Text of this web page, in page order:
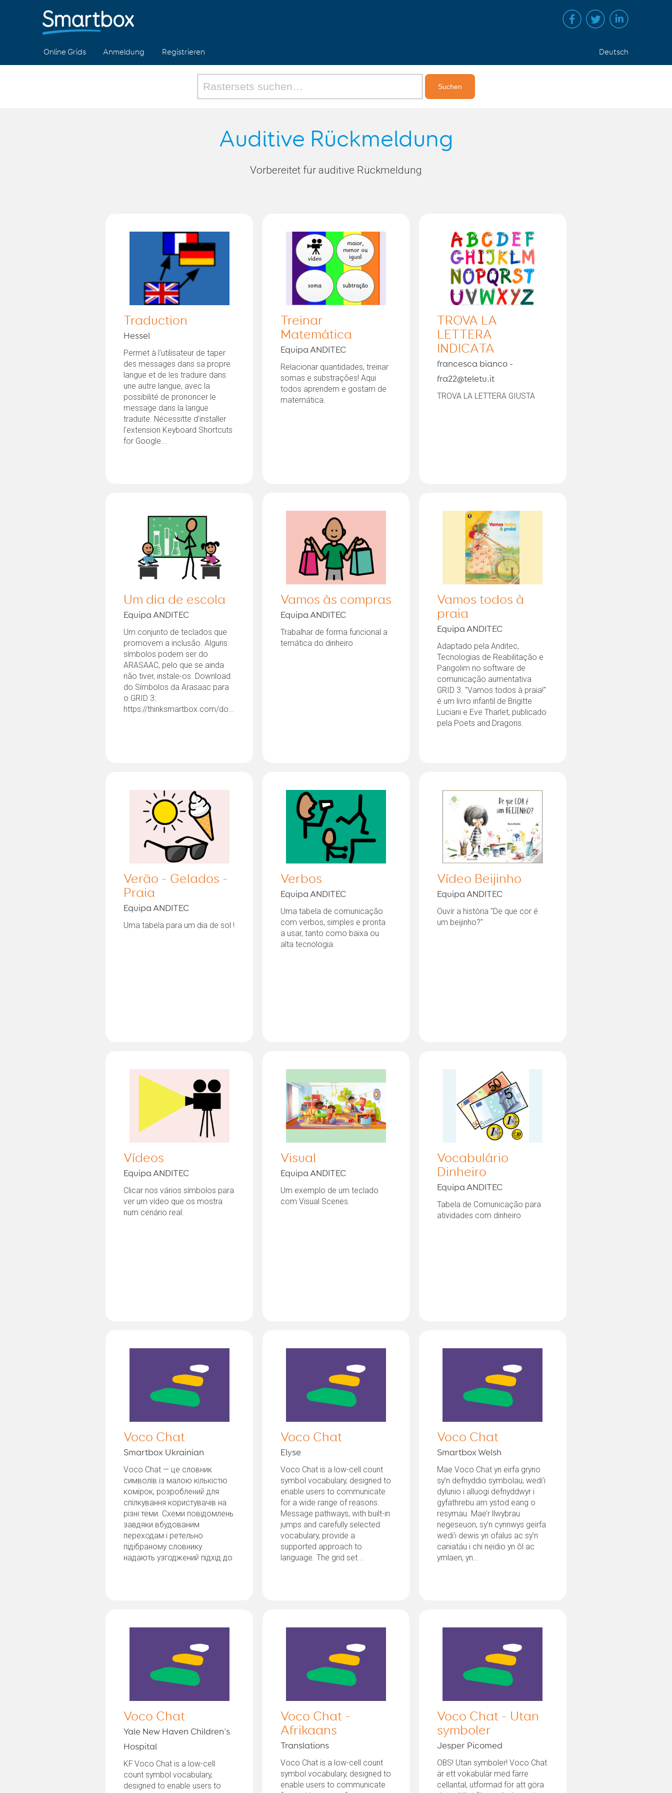
Online Grids Anmeldung Registrieren Deutsch
Auditive Rückmeldung
Vorbereitet für auditive Rückmeldung
Traduction
Hessel
Permet à l'utilisateur de taper
des messages dans sa propre
langue et de les traduire dans
une autre langue, avec la
possibilité de prononcer le
message dans la langue
traduite. Nécessitte d'installer
l'extension Keyboard Shortcuts
for Google...
Treinar
Matemática
Equipa ANDITEC
Relacionar quantidades, treinar
somas e substrações! Aqui
todos aprendem e gostam de
matemática.
TROVA LA
LETTERA
INDICATA
francesca bianco -
fra22@teletu.it
TROVA LA LETTERA GIUSTA
Um dia de escola
Equipa ANDITEC
Um conjunto de teclados que
promovem a inclusão. Alguns
símbolos podem ser do
ARASAAC, pelo que se ainda
não tiver, instale-os. Download
do Símbolos da Arasaac para
o GRID 3:
https://thinksmartbox.com/downloads/iso/grid_3/
Vamos às compras
Equipa ANDITEC
Trabalhar de forma funcional a
temática do dinheiro
Vamos todos à
praia
Equipa ANDITEC
Adaptado pela Anditec,
Tecnologias de Reabilitação e
Pangolim no software de
comunicação aumentativa
GRID 3. "Vamos todos à praia!"
é um livro infantil de Brigitte
Luciani e Eve Tharlet, publicado
pela Poets and Dragons.
Verão - Gelados -
Praia
Equipa ANDITEC
Uma tabela para um dia de sol !
Verbos
Equipa ANDITEC
Uma tabela de comunicação
com verbos, simples e pronta
a usar, tanto como baixa ou
alta tecnologia.
Vídeo Beijinho
Equipa ANDITEC
Ouvir a história "De que cor é
um beijinho?"
Vídeos
Equipa ANDITEC
Clicar nos vários símbolos para
ver um vídeo que os mostra
num cenário real.
Visual
Equipa ANDITEC
Um exemplo de um teclado
com Visual Scenes.
Vocabulário
Dinheiro
Equipa ANDITEC
Tabela de Comunicação para
atividades com dinheiro
Voco Chat
Smartbox Ukrainian
Voco Chat — це словник
символів із малою кількістю
комірок, розроблений для
спілкування користувачів на
різні теми. Схеми повідомлень
завдяки вбудованим
переходам і ретельно
підібраному словнику
надають узгоджений підхід до
Voco Chat
Elyse
Voco Chat is a low-cell count
symbol vocabulary, designed to
enable users to communicate
for a wide range of reasons.
Message pathways, with built-in
jumps and carefully selected
vocabulary, provide a
supported approach to
language. The grid set...
Voco Chat
Smartbox Welsh
Mae Voco Chat yn eirfa gryno
sy’n defnyddio symbolau, wedi’i
dylunio i alluogi defnyddwyr i
gyfathrebu am ystod eang o
resymau. Mae’r llwybrau
negeseuon, sy’n cynnwys geirfa
wedi’i dewis yn ofalus ac sy’n
caniatáu i chi neidio yn ôl ac
ymlaen, yn...
Voco Chat
Yale New Haven Children's
Hospital
KF Voco Chat is a low-cell
count symbol vocabulary,
designed to enable users to
Voco Chat -
Afrikaans
Translations
Voco Chat is a low-cell count
symbol vocabulary, designed to
enable users to communicate
Voco Chat - Utan
symboler
Jesper Picomed
OBS! Utan symboler! Voco Chat
är ett vokabulär med färre
cellantal, utformad för att göra